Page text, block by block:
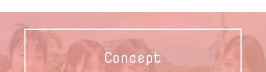
Concept